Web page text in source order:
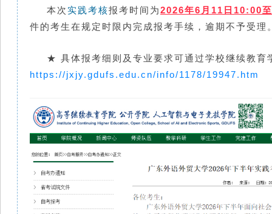
本次实践考核报考时间为2026年6月11日10:00
件的考生在规定时限内完成报考手续，逾期不予受理
★ 具体报考细则及专业要求可通过学校继续教育
https://jxjy.gdufs.edu.cn/info/1178/19947.htm